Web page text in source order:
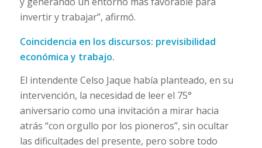
invertir y trabajar”, afirmó.
Coincidencia en los discursos: previsibilidad
económica y trabajo.
El intendente Celso Jaque había planteado, en su
intervención, la necesidad de leer el 75°
aniversario como una invitación a mirar hacia
atrás “con orgullo por los pioneros”, sin ocultar
las dificultades del presente, pero sobre todo